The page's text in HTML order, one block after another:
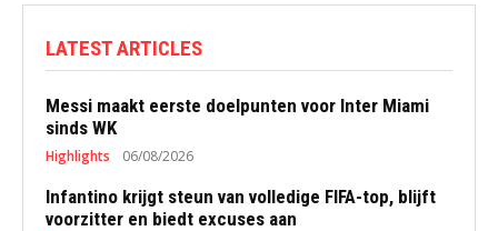
LATEST ARTICLES
Messi maakt eerste doelpunten voor Inter Miami
sinds WK
Highlights 06/08/2026
Infantino krijgt steun van volledige FIFA-top, blijft
voorzitter en biedt excuses aan